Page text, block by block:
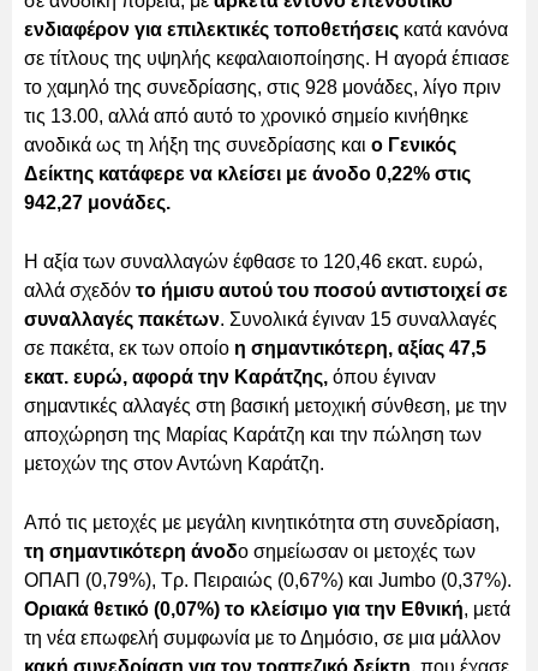
ενδιαφέρον για επιλεκτικές τοποθετήσεις κατά κανόνα
σε τίτλους της υψηλής κεφαλαιοποίησης. Η αγορά έπιασε
το χαμηλό της συνεδρίασης, στις 928 μονάδες, λίγο πριν
τις 13.00, αλλά από αυτό το χρονικό σημείο κινήθηκε
ανοδικά ως τη λήξη της συνεδρίασης και ο Γενικός
Δείκτης κατάφερε να κλείσει με άνοδο 0,22% στις
942,27 μονάδες.
Η αξία των συναλλαγών έφθασε το 120,46 εκατ. ευρώ,
αλλά σχεδόν το ήμισυ αυτού του ποσού αντιστοιχεί σε
συναλλαγές πακέτων. Συνολικά έγιναν 15 συναλλαγές
σε πακέτα, εκ των οποίο η σημαντικότερη, αξίας 47,5
εκατ. ευρώ, αφορά την Καράτζης, όπου έγιναν
σημαντικές αλλαγές στη βασική μετοχική σύνθεση, με την
αποχώρηση της Μαρίας Καράτζη και την πώληση των
μετοχών της στον Αντώνη Καράτζη.
Από τις μετοχές με μεγάλη κινητικότητα στη συνεδρίαση,
τη σημαντικότερη άνοδο σημείωσαν οι μετοχές των
ΟΠΑΠ (0,79%), Τρ. Πειραιώς (0,67%) και Jumbo (0,37%).
Οριακά θετικό (0,07%) το κλείσιμο για την Εθνική, μετά
τη νέα επωφελή συμφωνία με το Δημόσιο, σε μια μάλλον
κακή συνεδρίαση για τον τραπεζικό δείκτη, που έχασε